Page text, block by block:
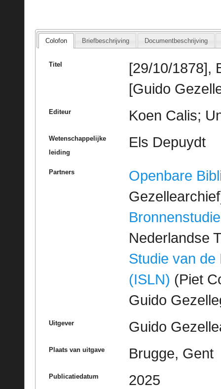
Colofon Briefbeschrijving Documentbeschrijving
Titel
[29/10/1878],
[Guido
Editeur Koen Calis;
Wetenschappelijke
leiding
Els Depuydt
Partners
Openbare
Bronnenstudie
Nederlandse
Studie van de
(ISLN) (Piet
Guido
Uitgever Guido
Plaats van uitgave Brugge, Gent
Publicatiedatum 2025